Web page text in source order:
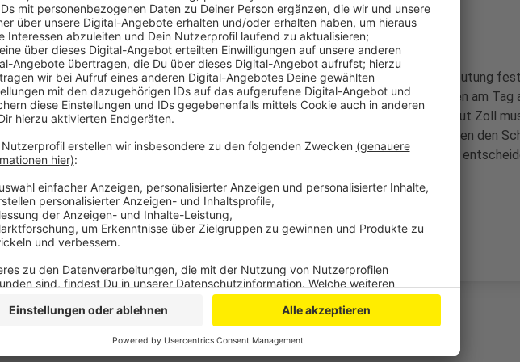
Anzeige
Der Kölner Zoll hatte den Betrieb kontrolliert und dabei die Ausbeutung
beiden Männer mussten wohl von Montag bis Samstag 12 Stunden am Tag
geschlafen haben sie dann in einem unbeheizten Seecontainer. Laut Zoll
schon seit Anfang Januar unter diesen Bedingungen arbeiten. Gegen den
jetzt Ermittlungen. Was mit den Männern aus Moldawien passiert,
Anzeige